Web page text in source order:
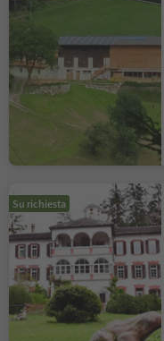
Su richiesta